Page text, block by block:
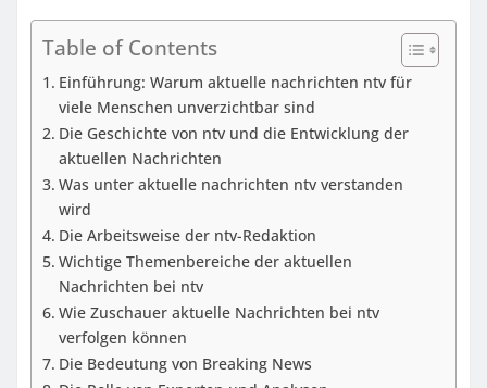
Table of Contents
Einführung: Warum aktuelle nachrichten ntv für
viele Menschen unverzichtbar sind
Die Geschichte von ntv und die Entwicklung der
aktuellen Nachrichten
Was unter aktuelle nachrichten ntv verstanden
wird
Die Arbeitsweise der ntv-Redaktion
Wichtige Themenbereiche der aktuellen
Nachrichten bei ntv
Wie Zuschauer aktuelle Nachrichten bei ntv
verfolgen können
Die Bedeutung von Breaking News